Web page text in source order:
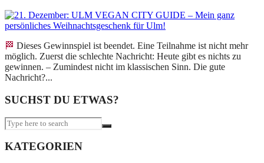
🏁 Dieses Gewinnspiel ist beendet. Eine Teilnahme ist nicht mehr
möglich. Zuerst die schlechte Nachricht: Heute gibt es nichts zu
gewinnen. – Zumindest nicht im klassischen Sinn. Die gute
Nachricht?...
SUCHST DU ETWAS?
KATEGORIEN